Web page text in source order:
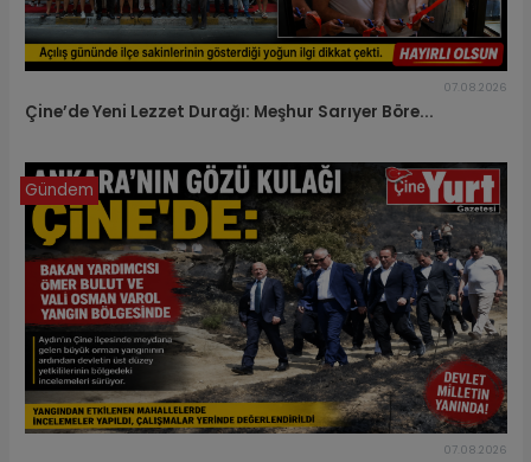
07.08.2026
Çine’de Yeni Lezzet Durağı: Meşhur Sarıyer Böre...
07.08.2026
Gündem